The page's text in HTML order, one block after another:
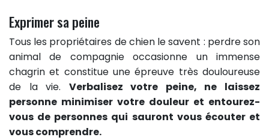
Exprimer sa peine
Tous les propriétaires de chien le savent : perdre son
animal de compagnie occasionne un immense
chagrin et constitue une épreuve très douloureuse
de la vie. Verbalisez votre peine, ne laissez
personne minimiser votre douleur et entourez-
vous de personnes qui sauront vous écouter et
vous comprendre.